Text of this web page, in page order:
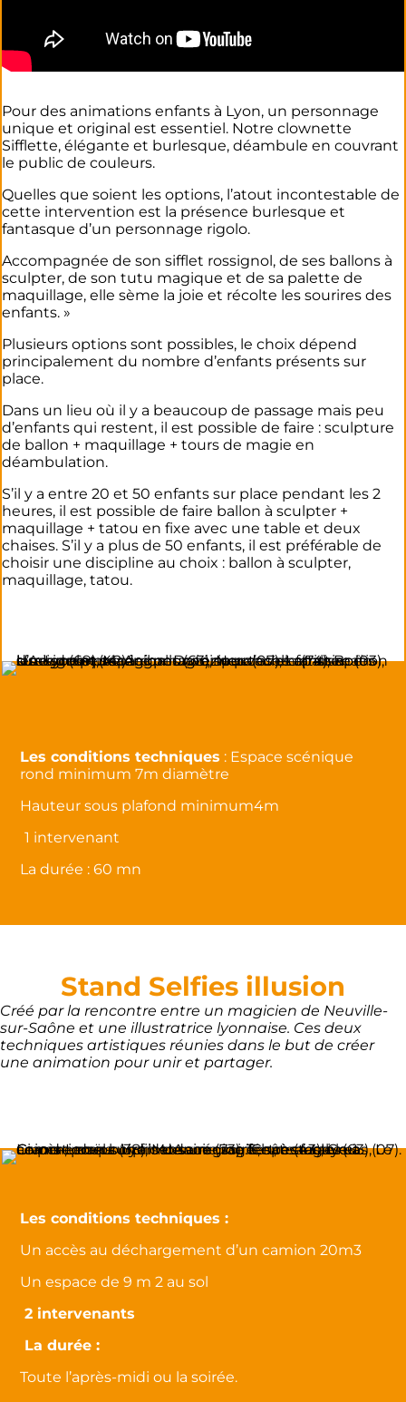
Pour des animations enfants à Lyon, un personnage
unique et original est essentiel. Notre clownette
Sifflette, élégante et burlesque, déambule en couvrant
le public de couleurs.
Quelles que soient les options, l’atout incontestable de
cette intervention est la présence burlesque et
fantasque d’un personnage rigolo.
Accompagnée de son sifflet rossignol, de ses ballons à
sculpter, de son tutu magique et de sa palette de
maquillage, elle sème la joie et récolte les sourires des
enfants. »
Plusieurs options sont possibles, le choix dépend
principalement du nombre d’enfants présents sur
place.
Dans un lieu où il y a beaucoup de passage mais peu
d’enfants qui restent, il est possible de faire : sculpture
de ballon + maquillage + tours de magie en
déambulation.
S’il y a entre 20 et 50 enfants sur place pendant les 2
heures, il est possible de faire ballon à sculpter +
maquillage + tatou en fixe avec une table et deux
chaises. S’il y a plus de 50 enfants, il est préférable de
choisir une discipline au choix : ballon à sculpter,
maquillage, tatou.
Les conditions techniques : Espace scénique
rond minimum 7m diamètre
Hauteur sous plafond minimum4m
1 intervenant
La durée : 60 mn
Stand Selfies illusion
Créé par la rencontre entre un magicien de Neuville-
sur-Saône et une illustratrice lyonnaise. Ces deux
techniques artistiques réunies dans le but de créer
une animation pour unir et partager.
Les conditions techniques :
Un accès au déchargement d’un camion 20m3
Un espace de 9 m 2 au sol
2 intervenants
La durée :
Toute l’après-midi ou la soirée.